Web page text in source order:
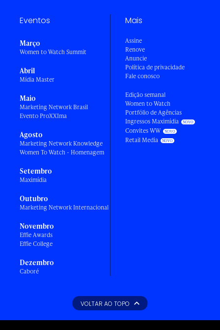
Eventos
Março
Women to Watch Summit
Abril
Mídia Master
Maio
Marketing Network Brasil
Evento ProXXIma
Agosto
Marketing Network Knowledge
Women To Watch - Homenagem
Setembro
Maximídia
Outubro
Marketing Network Internacional
Novembro
Effie Awards
Effie College
Dezembro
Caboré
Mais
Assine
Renove
Anuncie
Política de privacidade
Fale conosco
Edição semanal
Women to Watch
Portfólio de Agências
Ingressos Maximídia
Convites WW
Retail Media
VOLTAR AO TOPO